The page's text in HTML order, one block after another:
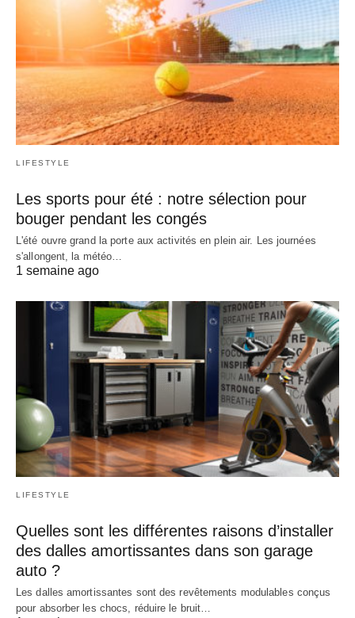
LIFESTYLE
Les sports pour été : notre sélection pour
bouger pendant les congés
L'été ouvre grand la porte aux activités en plein air. Les journées
s'allongent, la météo…
1 semaine ago
LIFESTYLE
Quelles sont les différentes raisons d’installer
des dalles amortissantes dans son garage
auto ?
Les dalles amortissantes sont des revêtements modulables conçus
pour absorber les chocs, réduire le bruit…